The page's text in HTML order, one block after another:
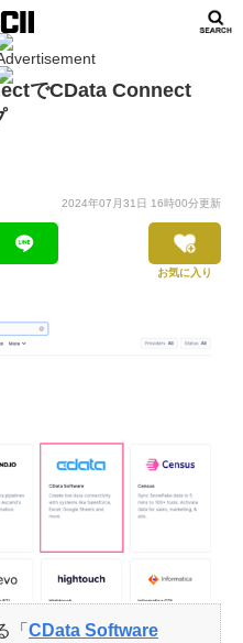
でCData Connect
2024年07月31日 16時00分更新
お気に入り
「 CData Software